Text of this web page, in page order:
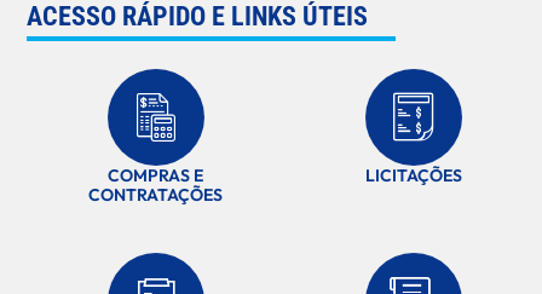
ACESSO RÁPIDO E LINKS ÚTEIS
COMPRAS E
CONTRATAÇÕES
LICITAÇÕES